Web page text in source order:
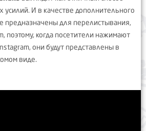
усилий. И в качестве дополнительного
предназначены для перелистывания,
поэтому, когда посетители нажимают
они будут представлены в
виде.